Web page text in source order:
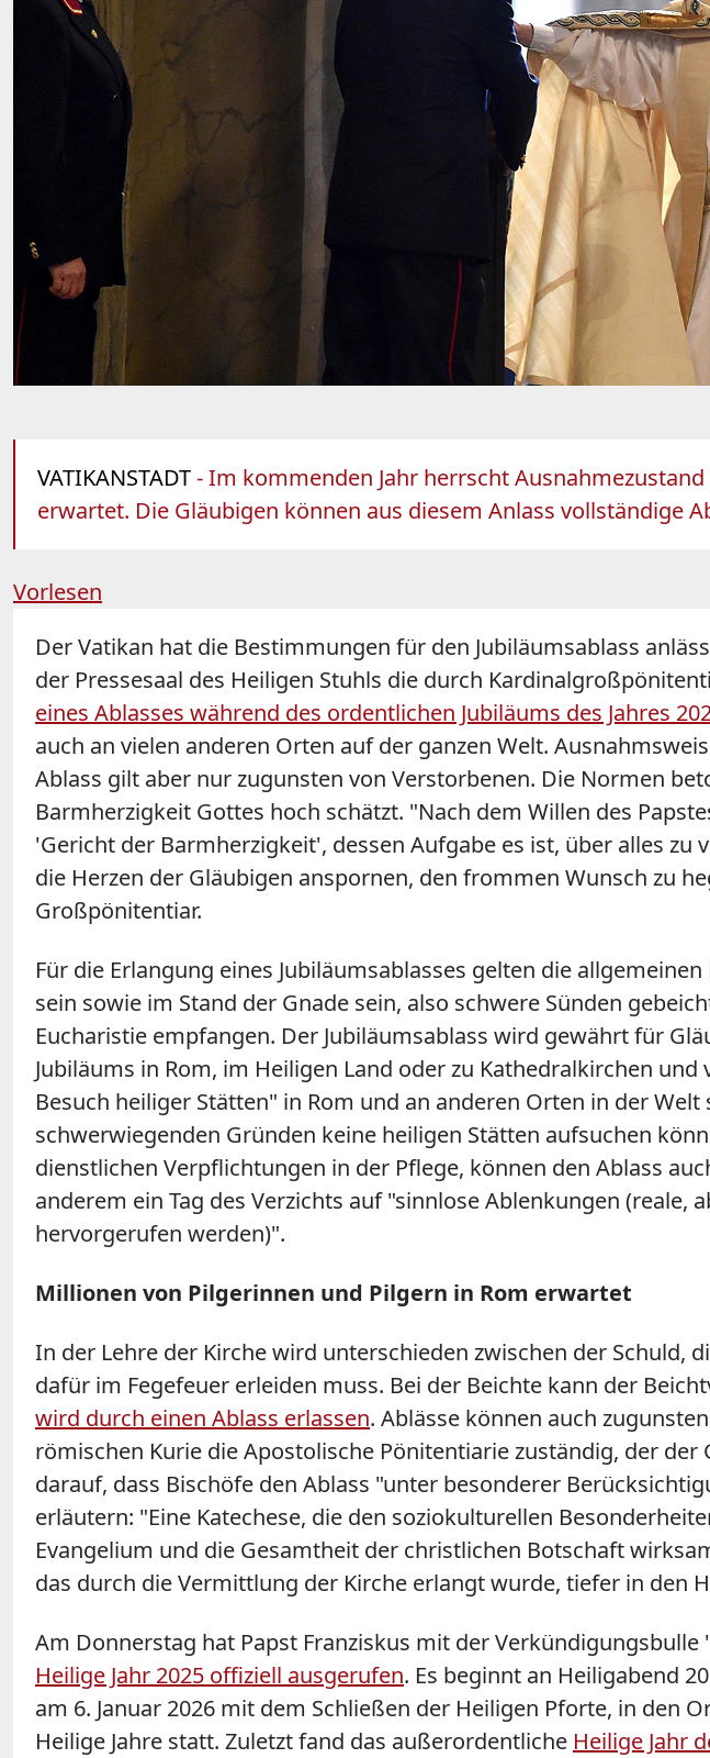
VATIKANSTADT- Im kommenden Jahr herrscht
erwartet. Die Gläubigen können aus diesem Anlass vollständige
Vorlesen
Der Vatikan hat die Bestimmungen für den Jubiläumsablass
der Pressesaal des Heiligen Stuhls die durch
eines Ablasses während des ordentlichen Jubiläums des Jahres
auch an vielen anderen Orten auf der ganzen Welt.
Ablass gilt aber nur zugunsten von Verstorbenen. Die Normen
Barmherzigkeit Gottes hoch schätzt. "Nach dem Willen des
'Gericht der Barmherzigkeit', dessen Aufgabe es ist, über alles
die Herzen der Gläubigen anspornen, den frommen Wunsch zu
Großpönitentiar.
Für die Erlangung eines Jubiläumsablasses gelten die
sein sowie im Stand der Gnade sein, also schwere Sünden
Eucharistie empfangen. Der Jubiläumsablass wird gewährt für
Jubiläums in Rom, im Heiligen Land oder zu Kathedralkirchen
Besuch heiliger Stätten" in Rom und an anderen Orten in der
schwerwiegenden Gründen keine heiligen Stätten aufsuchen
dienstlichen Verpflichtungen in der Pflege, können den Ablass
anderem ein Tag des Verzichts auf "sinnlose Ablenkungen
hervorgerufen werden)".
Millionen von Pilgerinnen und Pilgern in Rom erwartet
In der Lehre der Kirche wird unterschieden zwischen der Schuld,
dafür im Fegefeuer erleiden muss. Bei der Beichte kann der
wird durch einen Ablass erlassen. Ablässe können auch
römischen Kurie die Apostolische Pönitentiarie zuständig, der
darauf, dass Bischöfe den Ablass "unter besonderer
erläutern: "Eine Katechese, die den soziokulturellen
Evangelium und die Gesamtheit der christlichen Botschaft
das durch die Vermittlung der Kirche erlangt wurde, tiefer in den
Am Donnerstag hat Papst Franziskus mit der
Heilige Jahr 2025 offiziell ausgerufen. Es beginnt an Heiligabend
am 6. Januar 2026 mit dem Schließen der Heiligen Pforte, in den
Heilige Jahre statt. Zuletzt fand das außerordentliche Heilige Jahr